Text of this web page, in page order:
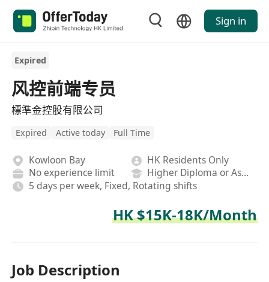
Sign in
Expired
风控前端专员
標準金控股有限公司
Expired Active today Full Time
Kowloon Bay
HK Residents Only
No experience limit
Higher Diploma or Associate Degree
5 days per week, Fixed, Rotating shifts
HK $15K-18K/Month
Job Description